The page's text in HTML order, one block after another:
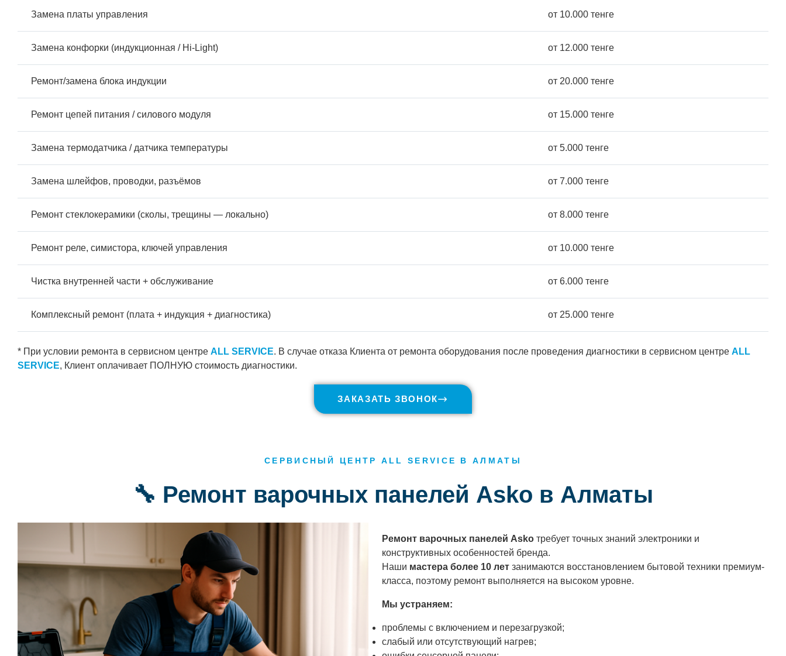
Замена платы управления от 10.000 тенге
Замена конфорки (индукционная / Hi-Light) от 12.000 тенге
Ремонт/замена блока индукции от 20.000 тенге
Ремонт цепей питания / силового модуля от 15.000 тенге
Замена термодатчика / датчика температуры от 5.000 тенге
Замена шлейфов, проводки, разъёмов от 7.000 тенге
Ремонт стеклокерамики (сколы, трещины — локально) от 8.000 тенге
Ремонт реле, симистора, ключей управления от 10.000 тенге
Чистка внутренней части + обслуживание от 6.000 тенге
Комплексный ремонт (плата + индукция + диагностика) от 25.000 тенге
* При условии ремонта в сервисном центре ALL SERVICE. В случае отказа Клиента от ремонта оборудования после проведения диагностики в сервисном центре ALL
SERVICE, Клиент оплачивает ПОЛНУЮ стоимость диагностики.
ЗАКАЗАТЬ ЗВОНОК
СЕРВИСНЫЙ ЦЕНТР ALL SERVICE В АЛМАТЫ
🔧 Ремонт варочных панелей Asko в Алматы
Ремонт варочных панелей Askoтребует точных знаний электроники и
конструктивных особенностей бренда.
Наши мастера более 10 летзанимаются восстановлением бытовой техники премиум-
класса, поэтому ремонт выполняется на высоком уровне.
Мы устраняем:
проблемы с включением и перезагрузкой;
слабый или отсутствующий нагрев;